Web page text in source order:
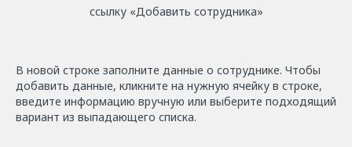
ссылку «Добавить сотрудника»
В новой строке заполните данные о сотруднике. Чтобы
добавить данные, кликните на нужную ячейку в строке,
введите информацию вручную или выберите подходящий
вариант из выпадающего списка.